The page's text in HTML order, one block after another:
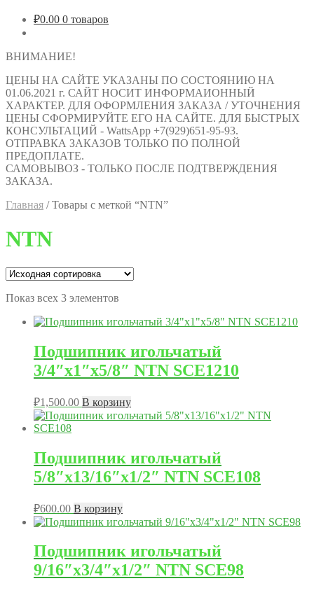
₽0.00 0 товаров
ВНИМАНИЕ!
ЦЕНЫ НА САЙТЕ УКАЗАНЫ ПО СОСТОЯНИЮ НА
01.06.2021 г. САЙТ НОСИТ ИНФОРМАИОННЫЙ
ХАРАКТЕР. ДЛЯ ОФОРМЛЕНИЯ ЗАКАЗА / УТОЧНЕНИЯ
ЦЕНЫ СФОРМИРУЙТЕ ЕГО НА САЙТЕ. ДЛЯ БЫСТРЫХ
КОНСУЛЬТАЦИЙ - WattsApp +7(929)651-95-93.
ОТПРАВКА ЗАКАЗОВ ТОЛЬКО ПО ПОЛНОЙ
ПРЕДОПЛАТЕ.
САМОВЫВОЗ - ТОЛЬКО ПОСЛЕ ПОДТВЕРЖДЕНИЯ
ЗАКАЗА.
Главная /Товары с меткой “NTN”
NTN
Показ всех 3 элементов
Подшипник игольчатый
3/4″х1″х5/8″ NTN SCE1210
₽1,500.00 В корзину
Подшипник игольчатый
5/8″х13/16″х1/2″ NTN SCE108
₽600.00 В корзину
Подшипник игольчатый
9/16″х3/4″х1/2″ NTN SCE98